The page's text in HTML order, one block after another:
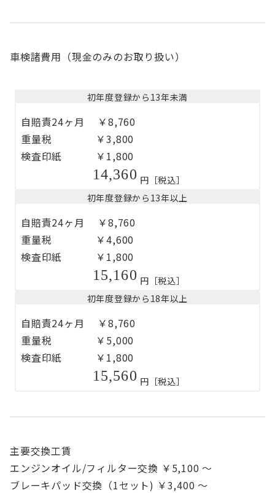
車検諸費用（現金のみのお取り扱い）
初年度登録から13年未満
自賠責24ヶ月 ￥8,760
重量税 ￥3,800
検査印紙 ￥1,800
14,360 円［税込］
初年度登録から13年以上
自賠責24ヶ月 ￥8,760
重量税 ￥4,600
検査印紙 ￥1,800
15,160 円［税込］
初年度登録から18年以上
自賠責24ヶ月 ￥8,760
重量税 ￥5,000
検査印紙 ￥1,800
15,560 円［税込］
主要交換工賃
エンジンオイル/フィルター交換 ￥5,100 ～
ブレーキパッド交換（1セット) ￥3,400 ～